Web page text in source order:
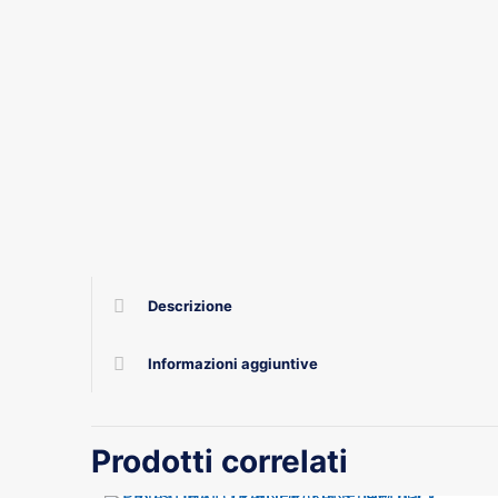
Descrizione
Informazioni aggiuntive
Prodotti correlati